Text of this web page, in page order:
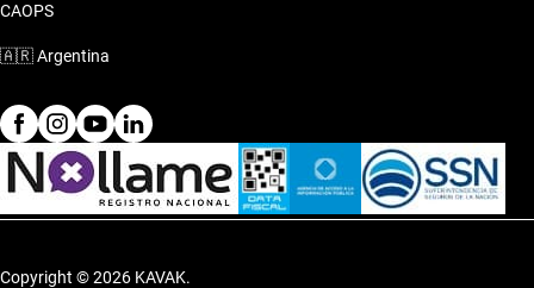
CAOPS
🇦🇷Argentina
Copyright © 2026 KAVAK.